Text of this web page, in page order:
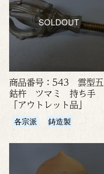
SOLDOUT
商品番号：543 雲型五
鈷杵 ツマミ 持ち手
「アウトレット品」
各宗派 鋳造製